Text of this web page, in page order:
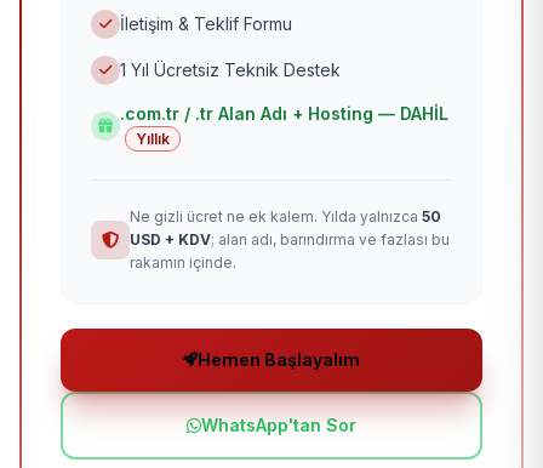
İletişim & Teklif Formu
1 Yıl Ücretsiz Teknik Destek
.com.tr / .tr Alan Adı + Hosting — DAHİL
Yıllık
Ne gizli ücret ne ek kalem. Yılda yalnızca 50
USD + KDV; alan adı, barındırma ve fazlası bu
rakamın içinde.
Hemen Başlayalım
WhatsApp'tan Sor